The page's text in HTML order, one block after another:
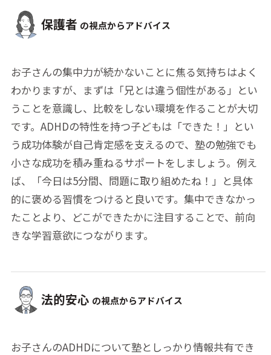
保護者 の視点からアドバイス
お子さんの集中力が続かないことに焦る気持ちはよく
わかりますが、まずは「兄とは違う個性がある」とい
うことを意識し、比較をしない環境を作ることが大切
です。ADHDの特性を持つ子どもは「できた！」とい
う成功体験が自己肯定感を支えるので、塾の勉強でも
小さな成功を積み重ねるサポートをしましょう。例え
ば、「今日は5分間、問題に取り組めたね！」と具体
的に褒める習慣をつけると良いです。集中できなかっ
たことより、どこができたかに注目することで、前向
きな学習意欲につながります。
法的安心 の視点からアドバイス
お子さんのADHDについて塾としっかり情報共有でき